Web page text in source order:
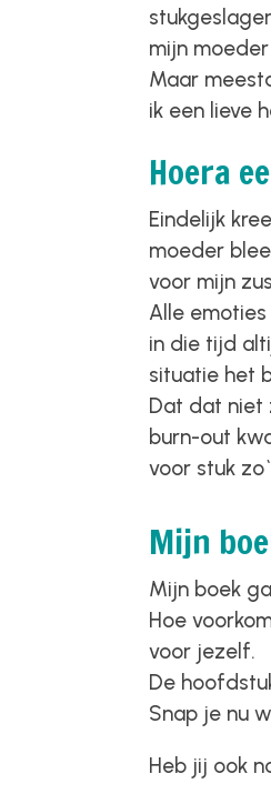
mijn
Maar
ik een lieve
Hoera
Eindelijk
moeder
voor mijn
Alle
in die tijd
situatie het
Dat dat niet
burn-out
voor stuk
Mijn
Mijn boek
Hoe
voor jezelf.
De
Snap je nu
Heb jij ook